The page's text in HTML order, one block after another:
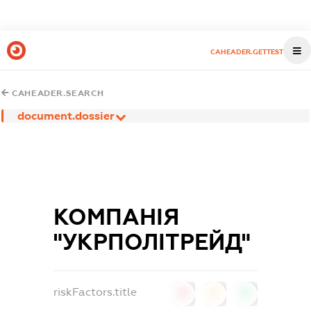
CAHEADER.GETTEST
CAHEADER.SEARCH
document.dossier
КОМПАНІЯ
"УКРПОЛІТРЕЙД"
riskFactors.title